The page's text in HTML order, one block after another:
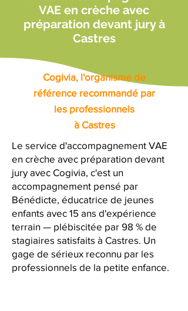
VAE en crèche avec
préparation devant jury à
Castres
Cogivia, l'organisme de
référence recommandé par
les professionnels
à Castres
Le service d'accompagnement VAE
en crèche avec préparation devant
jury avec Cogivia, c'est un
accompagnement pensé par
Bénédicte, éducatrice de jeunes
enfants avec 15 ans d'expérience
terrain — plébiscitée par 98 % de
stagiaires satisfaits à Castres. Un
gage de sérieux reconnu par les
professionnels de la petite enfance.